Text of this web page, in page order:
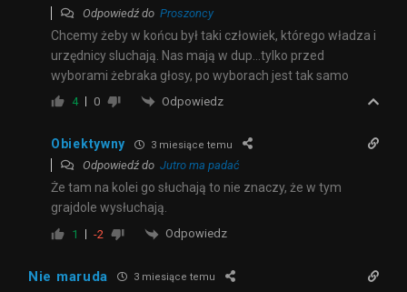
Odpowiedź do Proszoncy
Chcemy żeby w końcu był taki człowiek, którego władza i
urzędnicy sluchają. Nas mają w dup…tylko przed
wyborami żebraka głosy, po wyborach jest tak samo
4 0 Odpowiedz
Obiektywny 3 miesiące temu
Odpowiedź do Jutro ma padać
Że tam na kolei go słuchają to nie znaczy, że w tym
grajdole wysłuchają.
1 -2 Odpowiedz
Nie maruda 3 miesiące temu